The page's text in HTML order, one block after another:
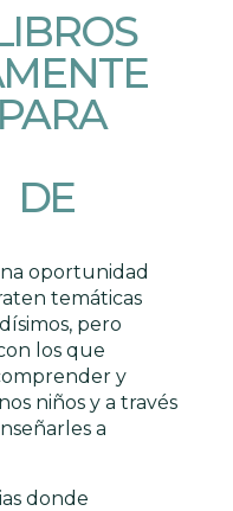
DE
oportunidad
temáticas
pero
los que
y
niños y a través
a
donde